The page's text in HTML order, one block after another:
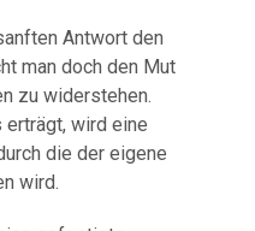
Antwort den
man doch den Mut
zu widerstehen.
wird eine
die der eigene
wird.